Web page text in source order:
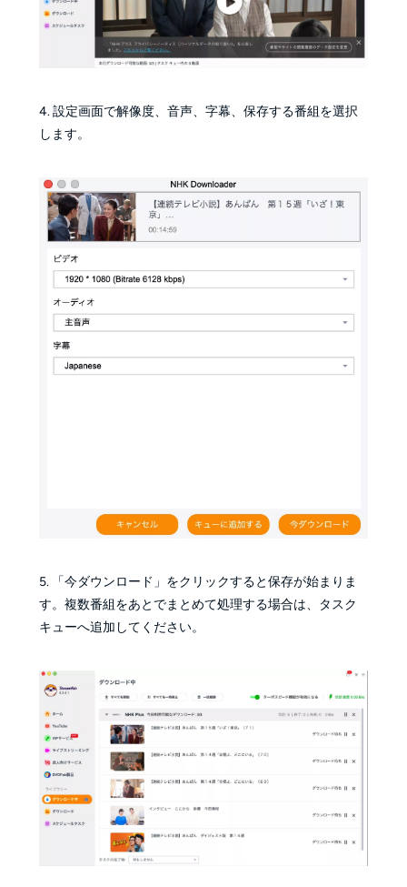
4. 設定画面で解像度、音声、字幕、保存する番組を選択
します。
5. 「今ダウンロード」をクリックすると保存が始まりま
す。複数番組をあとでまとめて処理する場合は、タスク
キューへ追加してください。